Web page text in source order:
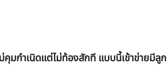
คุมกำเนิดแต่ไม่ท้องสักที แบบนี้เข้าข่ายมีลูก